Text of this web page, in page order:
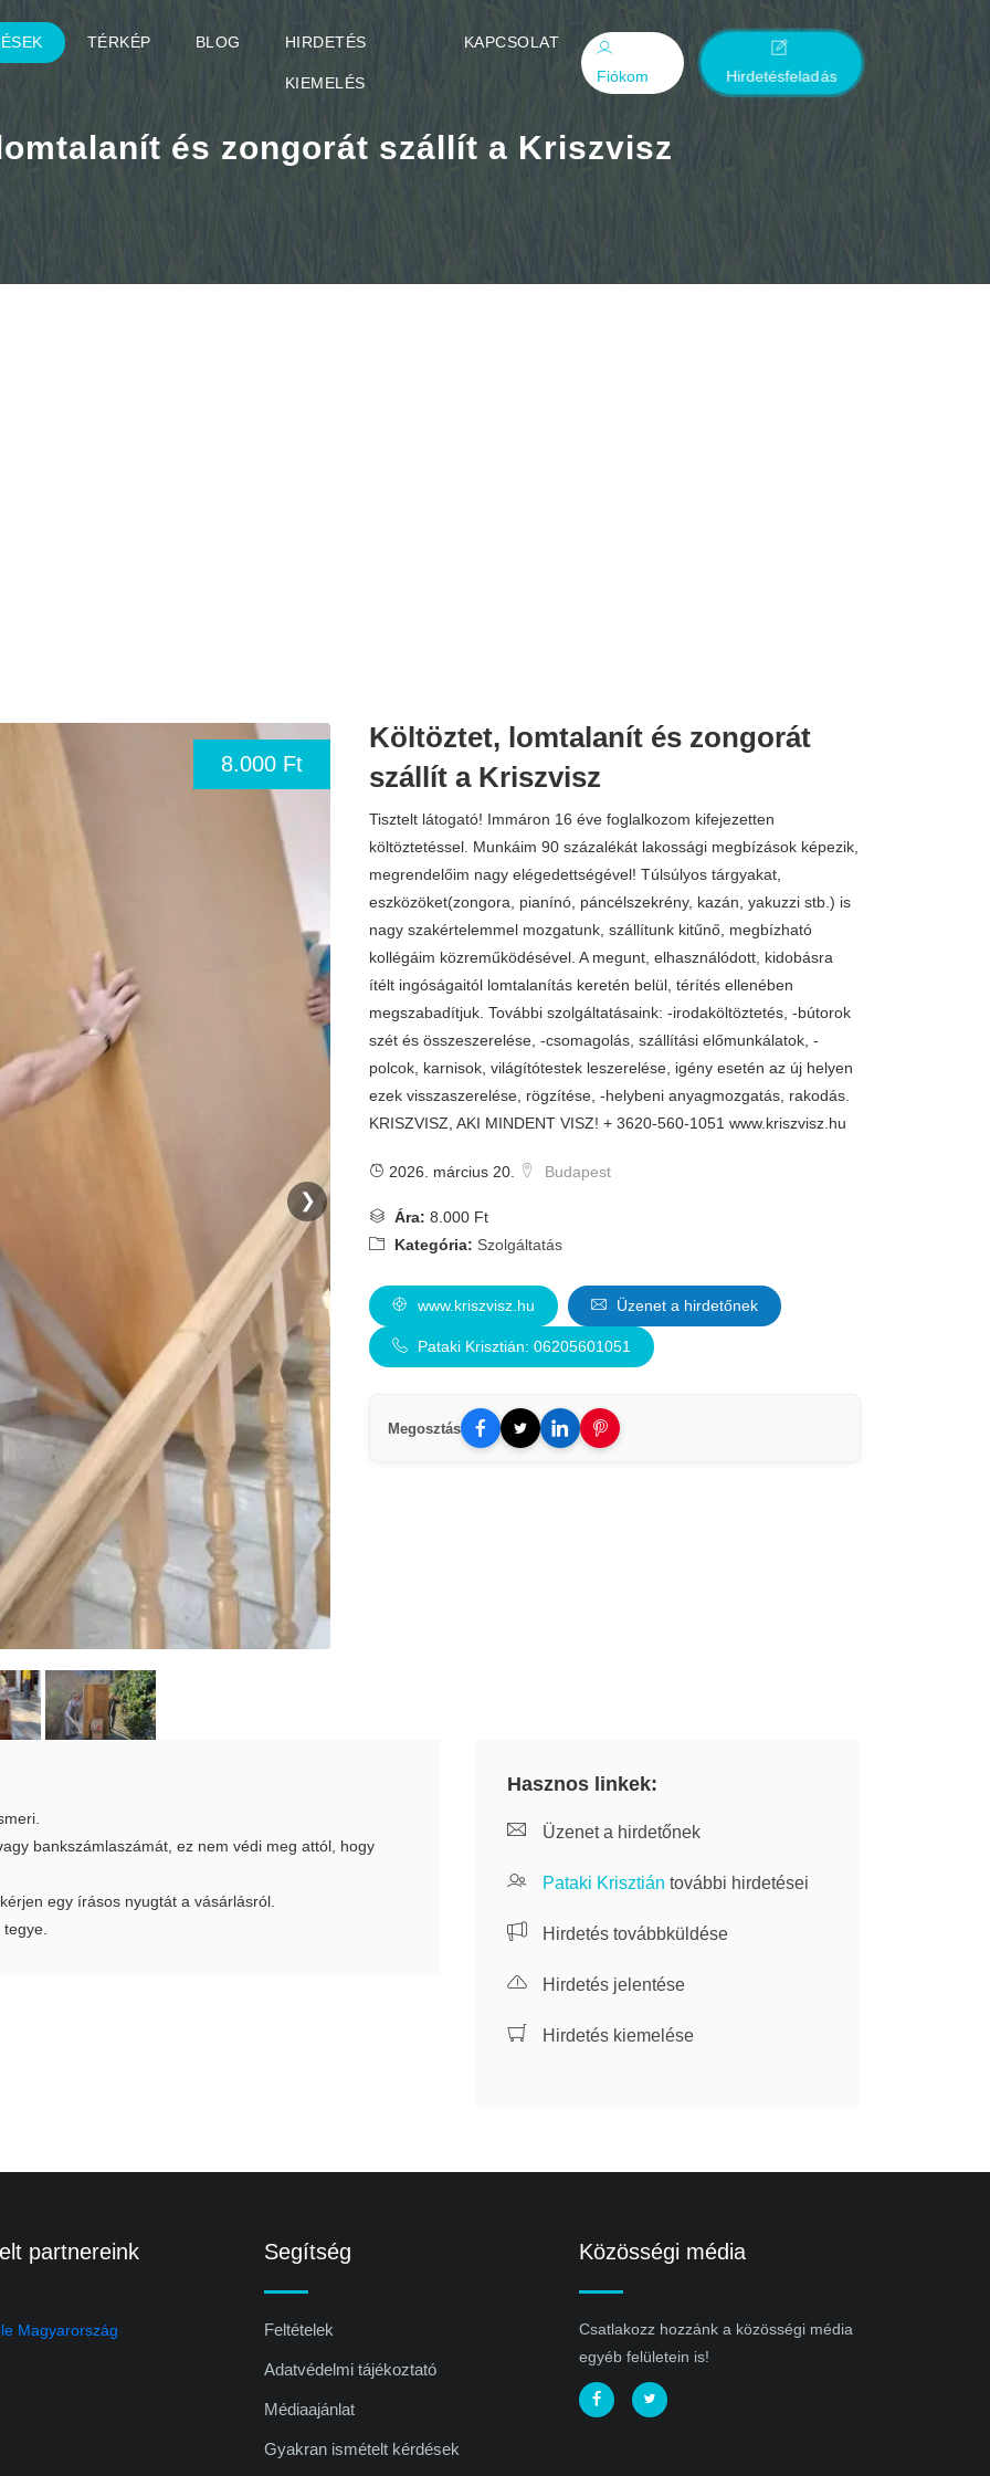
TÉRKÉP BLOG HIRDETÉS
KIEMELÉS
KAPCSOLAT
Fiókom
Hirdetésfeladás
és zongorát szállít a Kriszvisz
8.000 Ft
❯
Költöztet, lomtalanít és zongorát
szállít a Kriszvisz
Tisztelt látogató! Immáron 16 éve foglalkozom kifejezetten
költöztetéssel. Munkáim 90 százalékát lakossági megbízások képezik,
megrendelőim nagy elégedettségével! Túlsúlyos tárgyakat,
eszközöket(zongora, pianínó, páncélszekrény, kazán, yakuzzi stb.) is
nagy szakértelemmel mozgatunk, szállítunk kitűnő, megbízható
kollégáim közreműködésével. A megunt, elhasználódott, kidobásra
ítélt ingóságaitól lomtalanítás keretén belül, térítés ellenében
megszabadítjuk. További szolgáltatásaink: -irodaköltöztetés, -bútorok
szét és összeszerelése, -csomagolás, szállítási előmunkálatok, -
polcok, karnisok, világítótestek leszerelése, igény esetén az új helyen
ezek visszaszerelése, rögzítése, -helybeni anyagmozgatás, rakodás.
KRISZVISZ, AKI MINDENT VISZ! + 3620-560-1051 www.kriszvisz.hu
2026. március 20. Budapest
Ára: 8.000 Ft
Kategória: Szolgáltatás
www.kriszvisz.hu Üzenet a hirdetőnek
Pataki Krisztián: 06205601051
Megosztás
bankszámlaszámát, ez nem védi meg attól, hogy
egy írásos nyugtát a vásárlásról.
tegye.
Hasznos linkek:
Üzenet a hirdetőnek
Pataki Krisztián további hirdetései
Hirdetés továbbküldése
Hirdetés jelentése
Hirdetés kiemelése
partnereink Segítség
Feltételek
Adatvédelmi tájékoztató
Médiaajánlat
Gyakran ismételt kérdések
Közösségi média
Csatlakozz hozzánk a közösségi média
egyéb felületein is!